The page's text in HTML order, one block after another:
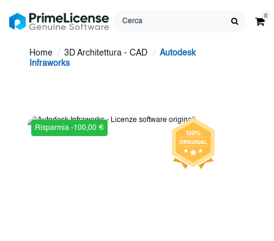
0
Home 3D Architettura - CAD
Autodesk
Infraworks
Risparmia -100,00 €